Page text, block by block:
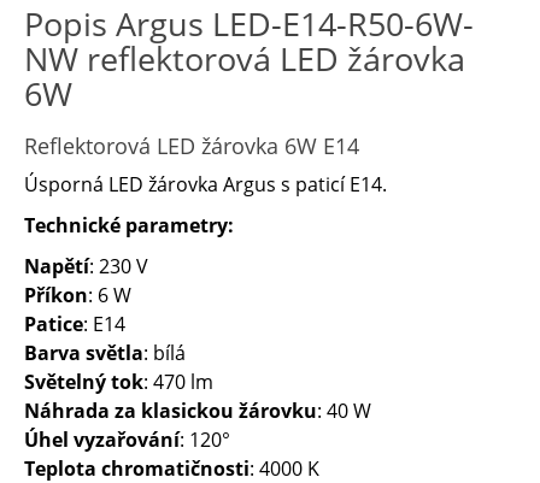
Popis Argus LED-E14-R50-6W-
NW reflektorová LED žárovka
6W
Reflektorová LED žárovka 6W E14
Úsporná LED žárovka Argus s paticí E14.
Technické parametry:
Napětí: 230 V
Příkon: 6 W
Patice: E14
Barva světla: bílá
Světelný tok: 470 lm
Náhrada za klasickou žárovku: 40 W
Úhel vyzařování: 120°
Teplota chromatičnosti: 4000 K